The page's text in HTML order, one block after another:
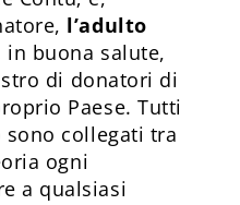
l’adulto
in buona salute,
di donatori di
Paese. Tutti
collegati tra
ogni
a qualsiasi